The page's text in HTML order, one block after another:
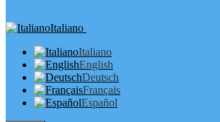
Italiano
Italiano
English
Deutsch
Français
Español